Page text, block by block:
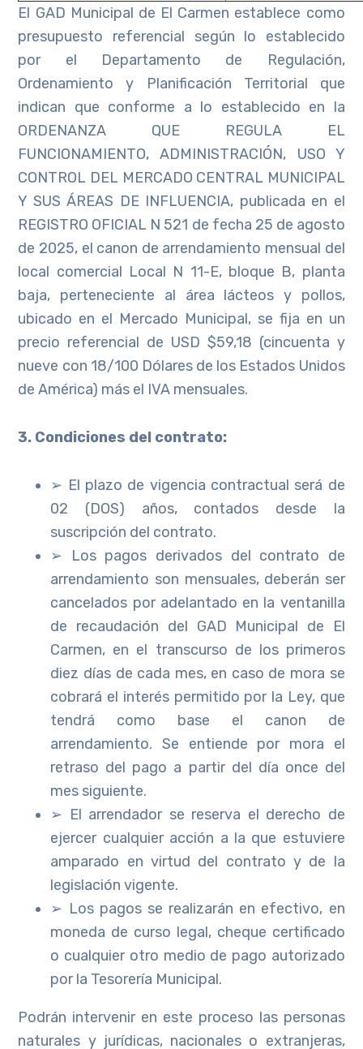
El GAD Municipal de El Carmen establece como
presupuesto referencial según lo establecido
por el Departamento de Regulación,
Ordenamiento y Planificación Territorial que
indican que conforme a lo establecido en la
ORDENANZA QUE REGULA EL
FUNCIONAMIENTO, ADMINISTRACIÓN, USO Y
CONTROL DEL MERCADO CENTRAL MUNICIPAL
Y SUS ÁREAS DE INFLUENCIA, publicada en el
REGISTRO OFICIAL N 521 de fecha 25 de agosto
de 2025, el canon de arrendamiento mensual del
local comercial Local N 11-E, bloque B, planta
baja, perteneciente al área lácteos y pollos,
ubicado en el Mercado Municipal, se fija en un
precio referencial de USD $59,18 (cincuenta y
nueve con 18/100 Dólares de los Estados Unidos
de América) más el IVA mensuales.
3. Condiciones del contrato:
➢ El plazo de vigencia contractual será de
02 (DOS) años, contados desde la
suscripción del contrato.
➢ Los pagos derivados del contrato de
arrendamiento son mensuales, deberán ser
cancelados por adelantado en la ventanilla
de recaudación del GAD Municipal de El
Carmen, en el transcurso de los primeros
diez días de cada mes, en caso de mora se
cobrará el interés permitido por la Ley, que
tendrá como base el canon de
arrendamiento. Se entiende por mora el
retraso del pago a partir del día once del
mes siguiente.
➢ El arrendador se reserva el derecho de
ejercer cualquier acción a la que estuviere
amparado en virtud del contrato y de la
legislación vigente.
➢ Los pagos se realizarán en efectivo, en
moneda de curso legal, cheque certificado
o cualquier otro medio de pago autorizado
por la Tesorería Municipal.
Podrán intervenir en este proceso las personas
naturales y jurídicas, nacionales o extranjeras,